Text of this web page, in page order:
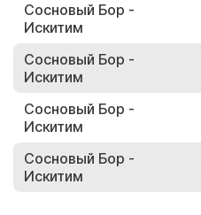
Сосновый Бор -
Искитим
Сосновый Бор -
Искитим
Сосновый Бор -
Искитим
Сосновый Бор -
Искитим